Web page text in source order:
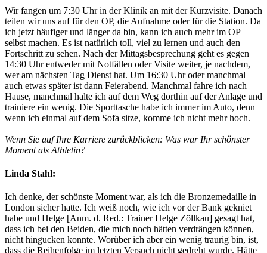
Wir fangen um 7:30 Uhr in der Klinik an mit der Kurzvisite. Danach
teilen wir uns auf für den OP, die Aufnahme oder für die Station. Da
ich jetzt häufiger und länger da bin, kann ich auch mehr im OP
selbst machen. Es ist natürlich toll, viel zu lernen und auch den
Fortschritt zu sehen. Nach der Mittagsbesprechung geht es gegen
14:30 Uhr entweder mit Notfällen oder Visite weiter, je nachdem,
wer am nächsten Tag Dienst hat. Um 16:30 Uhr oder manchmal
auch etwas später ist dann Feierabend. Manchmal fahre ich nach
Hause, manchmal halte ich auf dem Weg dorthin auf der Anlage und
trainiere ein wenig. Die Sporttasche habe ich immer im Auto, denn
wenn ich einmal auf dem Sofa sitze, komme ich nicht mehr hoch.
Wenn Sie auf Ihre Karriere zurückblicken: Was war Ihr schönster
Moment als Athletin?
Linda Stahl:
Ich denke, der schönste Moment war, als ich die Bronzemedaille in
London sicher hatte. Ich weiß noch, wie ich vor der Bank gekniet
habe und Helge [Anm. d. Red.: Trainer Helge Zöllkau] gesagt hat,
dass ich bei den Beiden, die mich noch hätten verdrängen können,
nicht hingucken konnte. Worüber ich aber ein wenig traurig bin, ist,
dass die Reihenfolge im letzten Versuch nicht gedreht wurde. Hätte